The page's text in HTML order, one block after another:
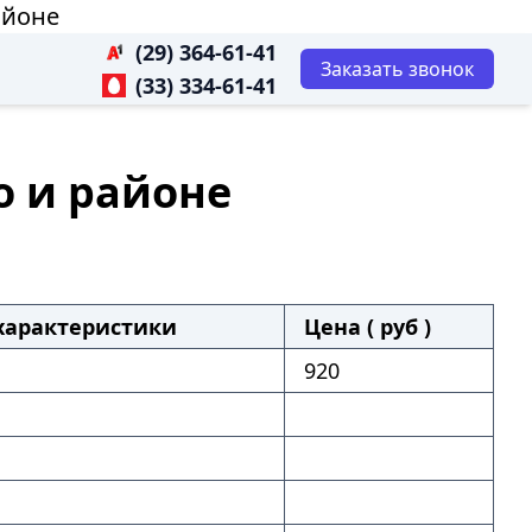
(29) 364-61-41
(33) 334-61-41
Заказать звонок
и районе
Цена ( руб )
920